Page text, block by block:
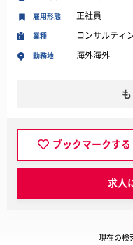
業種 コンサルティ
勤務地 海外海外
雇用形態 正社員
ブックマークする
求人
現在の検